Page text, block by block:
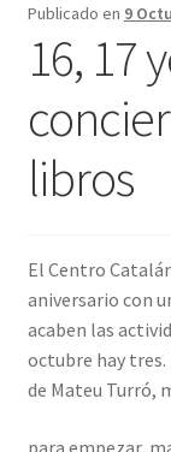
MIEMBROS DE
LIBRO
INICIAR SESIÓN
Publicado en 9
16, 17
libros
El Centro
aniversario con
acaben las
octubre hay tres.
de Mateu Turró,
para empezar,